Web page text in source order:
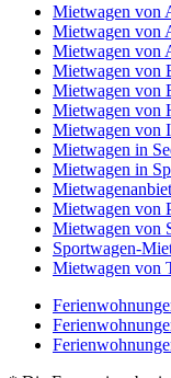
Mietwagen von
Mietwagen von
Mietwagen von
Mietwagen von
Mietwagen von
Mietwagen von
Mietwagen von
Mietwagen in
Mietwagen in
Mietwagen von
Mietwagen von
Sportwagen-
Mietwagen von